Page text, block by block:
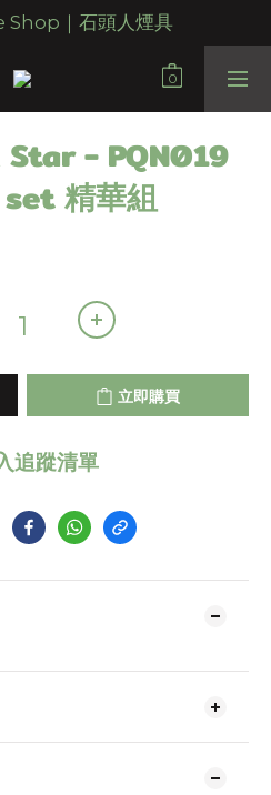
｜石頭人煙具
- PQN019
精華組
立即購買
追蹤清單